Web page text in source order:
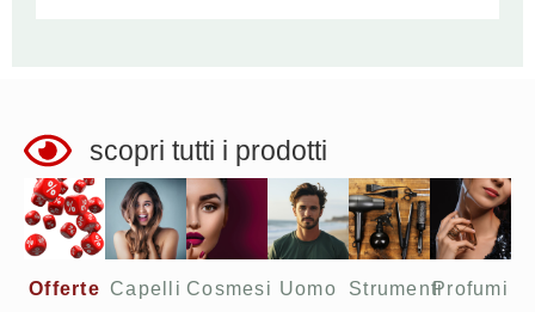
scopri tutti i prodotti
Offerte​ Capelli Cosmesi Uomo StrumentiProfumi